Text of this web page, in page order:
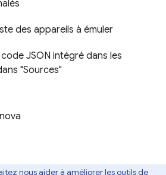
des appareils à émuler
JSON intégré dans les
"Sources"
nous aider à améliorer les outils de